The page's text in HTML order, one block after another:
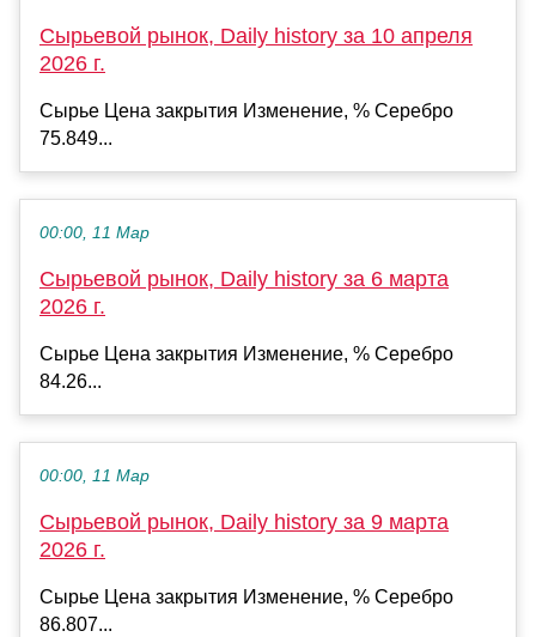
Сырьевой рынок, Daily history за 10 апреля
2026 г.
Сырье Цена закрытия Изменение, % Серебро
75.849...
00:00, 11 Мар
Сырьевой рынок, Daily history за 6 марта
2026 г.
Сырье Цена закрытия Изменение, % Серебро
84.26...
00:00, 11 Мар
Сырьевой рынок, Daily history за 9 марта
2026 г.
Сырье Цена закрытия Изменение, % Серебро
86.807...